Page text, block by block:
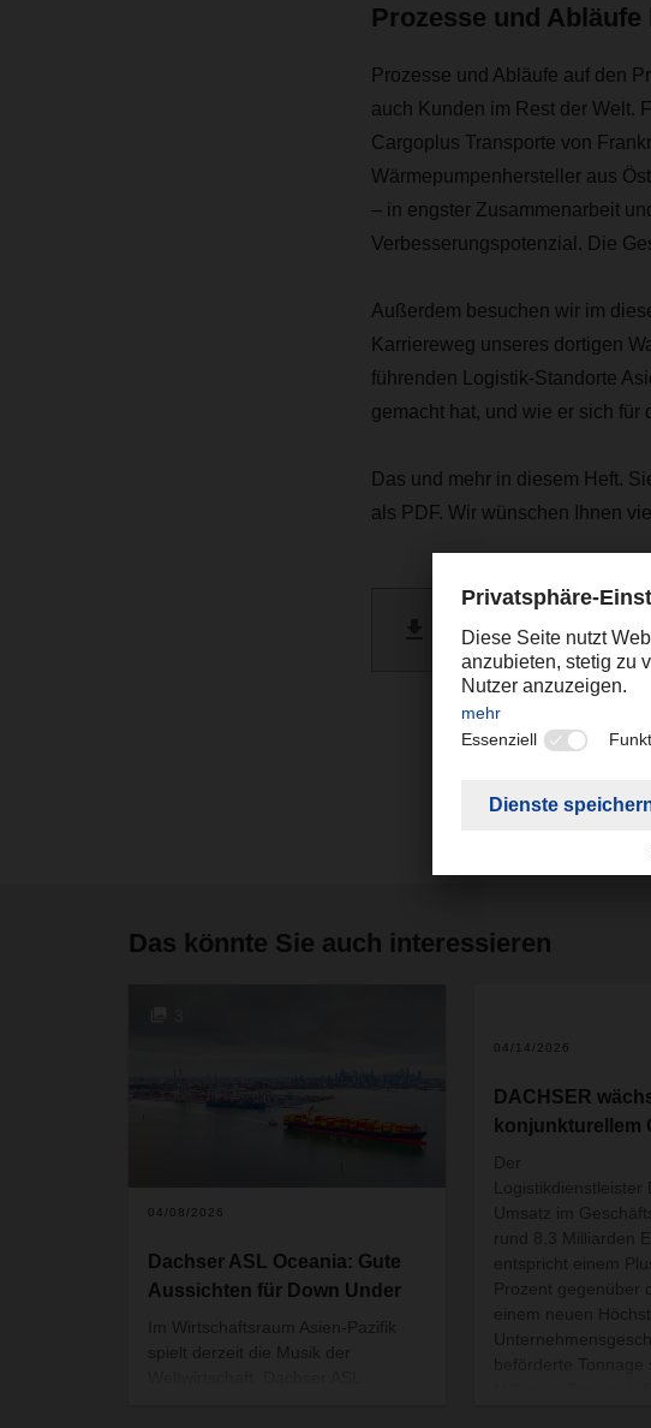
Prozesse und
Prozesse und Abläufe auf den
auch Kunden im Rest der Welt.
Cargoplus Transporte von
Wärmepumpenhersteller aus
– in engster Zusammenarbeit
Verbesserungspotenzial. Die
Außerdem besuchen wir im
Karriereweg unseres dortigen
führenden Logistik-Standorte
gemacht hat, und wie er sich für
Das und mehr in diesem Heft.
als PDF. Wir wünschen Ihnen
PDF (7,03 MB)
Das könnte Sie auch interessieren
04/08/2026
Dachser ASL Oceania: Gute
Aussichten für Down Under
Im Wirtschaftsraum Asien-Pazifik
spielt derzeit die Musik der
04/14/2026
DACHSER
konjunkturellem
Der
Logistikdienstleister
Umsatz im
rund 8,3 Milliarden
entspricht einem
Prozent gegenüber
einem neuen